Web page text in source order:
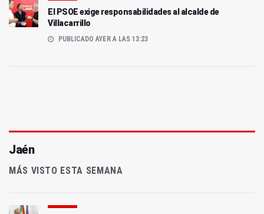
El PSOE exige responsabilidades al alcalde de
Villacarrillo
PUBLICADO AYER A LAS 13:23
Jaén
MÁS VISTO ESTA SEMANA